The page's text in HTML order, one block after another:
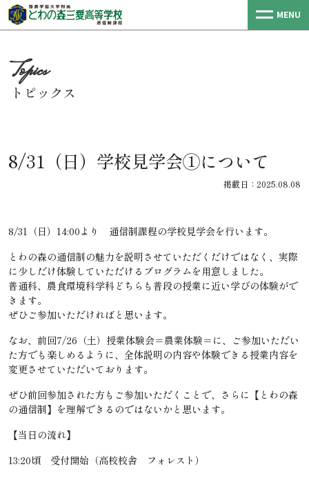
MENU
トピックス
8/31（日）学校見学会①について
掲載日：2025.08.08
8/31（日）14:00より 通信制課程の学校見学会を行います。
とわの森の通信制の魅力を説明させていただくだけではなく、実際
に少しだけ体験していただけるプログラムを用意しました。
普通科、農食環境科学科どちらも普段の授業に近い学びの体験がで
きます。
ぜひご参加いただければと思います。
なお、前回7/26（土）授業体験会＝農業体験＝に、ご参加いただい
た方でも楽しめるように、全体説明の内容や体験できる授業内容を
変更させていただいております。
ぜひ前回参加された方もご参加いただくことで、さらに【とわの森
の通信制】を理解できるのではないかと思います。
【当日の流れ】
13:20頃 受付開始（高校校舎 フォレスト）